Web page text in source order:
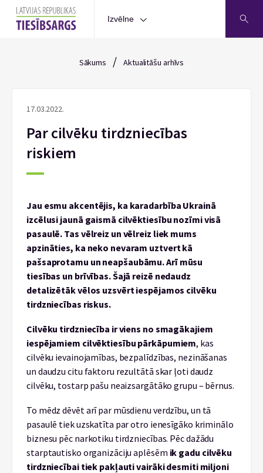
Izvēlne
Sākums / Aktualitāšu arhīvs
17.03.2022.
Par cilvēku tirdzniecības
riskiem
Jau esmu akcentējis, ka karadarbība Ukrainā
izcēlusi jaunā gaismā cilvēktiesību nozīmi visā
pasaulē. Tas vēlreiz un vēlreiz liek mums
apzināties, ka neko nevaram uztvert kā
pašsaprotamu un neapšaubāmu. Arī mūsu
tiesības un brīvības. Šajā reizē nedaudz
detalizētāk vēlos uzsvērt iespējamos cilvēku
tirdzniecības riskus.
Cilvēku tirdzniecība ir viens no smagākajiem
iespējamiem cilvēktiesību pārkāpumiem, kas
cilvēku ievainojamības, bezpalīdzības, nezināšanas
un daudzu citu faktoru rezultātā skar ļoti daudz
cilvēku, tostarp pašu neaizsargātāko grupu – bērnus.
To mēdz dēvēt arī par mūsdienu verdzību, un tā
pasaulē tiek uzskatīta par otro ienesīgāko kriminālo
biznesu pēc narkotiku tirdzniecības. Pēc dažādu
starptautisko organizāciju aplēsēm ik gadu cilvēku
tirdzniecībai tiek pakļauti vairāki desmiti miljoni